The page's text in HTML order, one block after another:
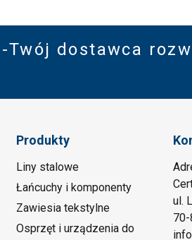
-Twój dostawca
Produkty
Liny stalowe
Łańcuchy i komponenty
Zawiesia tekstylne
Osprzęt i urządzenia do
ul.